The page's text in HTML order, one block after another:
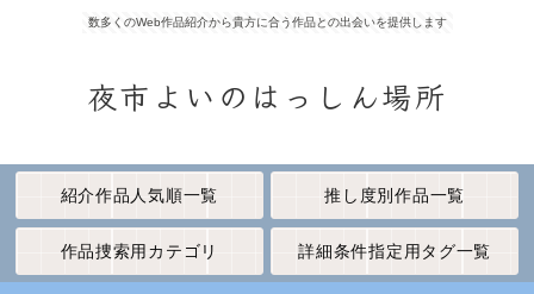
数多くのWeb作品紹介から貴方に合う作品との出会いを提供します
夜市よいのはっしん場所
紹介作品人気順一覧 推し度別作品一覧
作品捜索用カテゴリ 詳細条件指定用タグ一覧